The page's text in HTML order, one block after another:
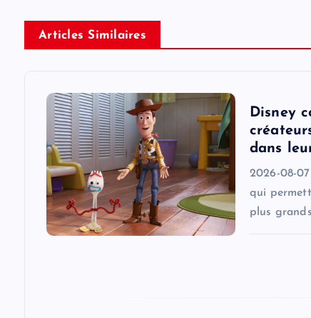
n
a
Articles Similaires
Disney
dans
2026-08-
qui
plus